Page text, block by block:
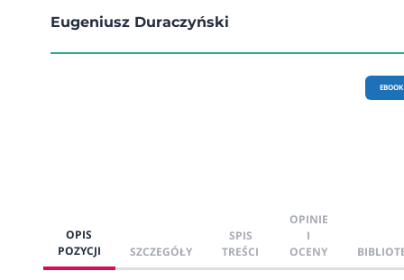
Eugeniusz Duraczyński
EBOOK
OPIS
POZYCJI
SZCZEGÓŁY
SPIS
TREŚCI
OPINIE
I
OCENY